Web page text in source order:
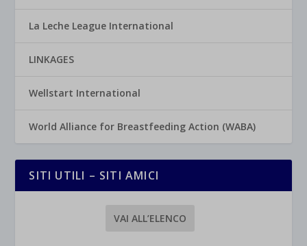
La Leche League International
LINKAGES
Wellstart International
World Alliance for Breastfeeding Action (WABA)
SITI UTILI – SITI AMICI
VAI ALL’ELENCO